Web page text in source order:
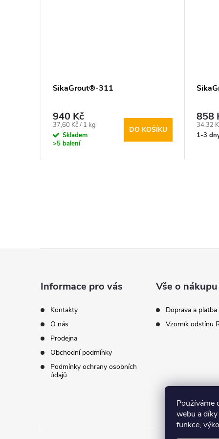
Používáme
webu a
funkce,
SikaGrout®-311
940 Kč
Měrná
cena:
37,60 Kč / 1 kg
Skladem
>5 balení
DO KOŠÍKU
858
Měrná
cena:
34,32
1-3
Informace pro vás
Kontakty
O nás
Prodejna
Obchodní podmínky
Podmínky ochrany osobních
údajů
Vše o nákupu
Doprava a platba
Vzorník odstínu